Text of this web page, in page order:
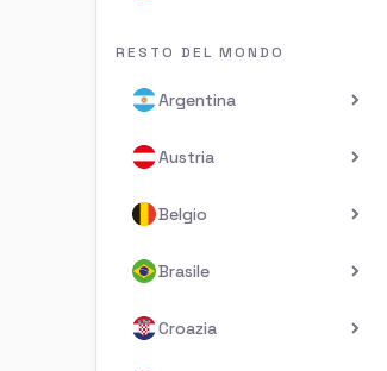
RESTO DEL MONDO
Argentina
Austria
Belgio
Brasile
Croazia